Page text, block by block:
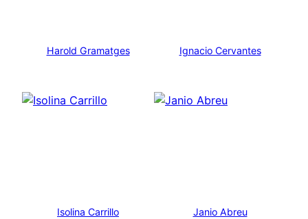
Harold Gramatges Ignacio Cervantes
Isolina Carrillo Janio Abreu